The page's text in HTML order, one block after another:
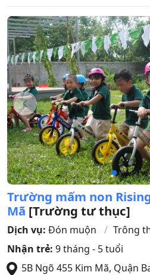
Trường mấm non
Mã [Trường tư thục]
Dịch vụ: Đón muộn Trông
Nhận trẻ: 9 tháng - 5 tuổi
5B Ngõ 455 Kim Mã, Quận